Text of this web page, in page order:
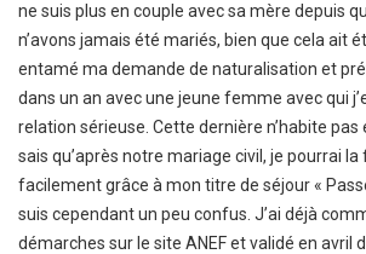
ne suis plus en couple avec sa mère depuis
n’avons jamais été mariés, bien que cela ait
entamé ma demande de naturalisation et
dans un an avec une jeune femme avec qui
relation sérieuse. Cette dernière n’habite pas
sais qu’après notre mariage civil, je pourrai
facilement grâce à mon titre de séjour «
suis cependant un peu confus. J’ai déjà
démarches sur le site ANEF et validé en avril